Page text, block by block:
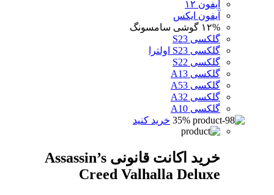
آیفون ۱۲
آیفون ایکس
۱۲% گوشی سامسونگ
گلکسی S23
گلکسی S23 اولترا
گلکسی S22
گلکسی A13
گلکسی A53
گلکسی A32
گلکسی A10
35% خرید کنید
خرید اکانت قانونی Assassin’s
Creed Valhalla Deluxe